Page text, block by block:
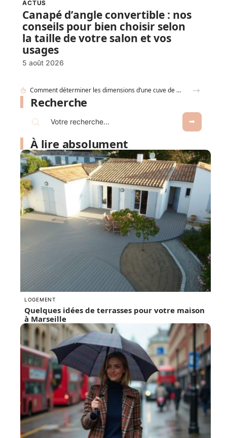
ACTUS
Canapé d’angle convertible : nos
conseils pour bien choisir selon
la taille de votre salon et vos
usages
5 août 2026
Les avantages d’un store enrouleur sur mesure : confort, design et adaptabilité
Recherche
À lire absolument
LOGEMENT
Quelques idées de terrasses pour votre maison
à Marseille